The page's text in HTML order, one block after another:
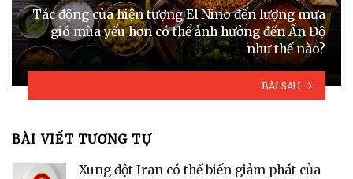
Tác động của hiện tượng El Nino đến lượng mưa
gió mùa yếu hơn có thể ảnh hưởng đến Ấn Độ
như thế nào?
BÀI SAU
BÀI VIẾT TƯƠNG TỰ
Xung đột Iran có thể biến giảm phát của